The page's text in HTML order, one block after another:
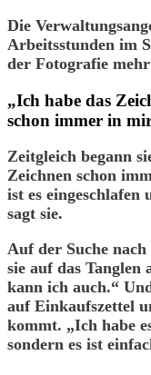
Die
Arbeitsstunden im
der Fotografie
„Ich habe das
schon immer in
Zeitgleich begann
Zeichnen schon
ist es
sagt sie.
Auf der Suche
sie auf das
kann ich auch.“
auf Einkaufszettel
kommt. „Ich habe
sondern es ist